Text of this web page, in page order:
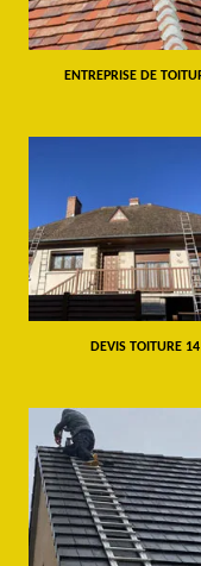
ENTREPRISE DE
DEVIS TOITURE 14